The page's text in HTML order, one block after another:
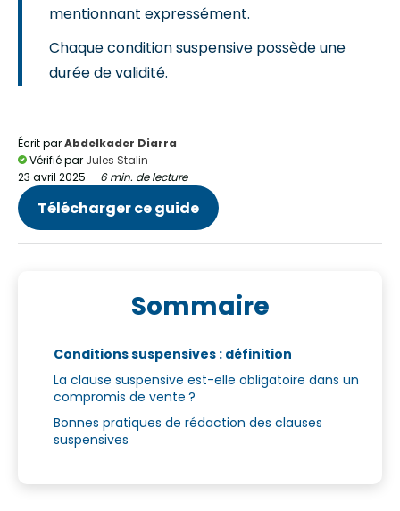
mentionnant expressément.
Chaque condition suspensive possède une
durée de validité.
Écrit parAbdelkader Diarra
Vérifié par Jules Stalin
23 avril 2025 - 6 min. de lecture
Télécharger ce guide
Sommaire
Conditions suspensives : définition
La clause suspensive est-elle obligatoire dans un
compromis de vente ?
Bonnes pratiques de rédaction des clauses
suspensives